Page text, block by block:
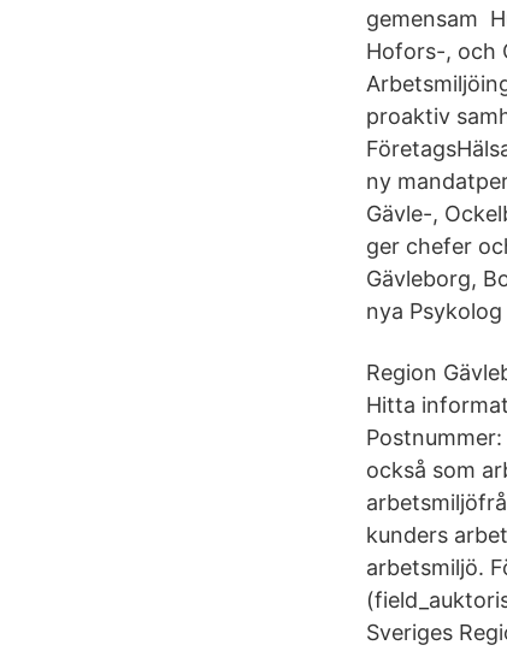
gemensam
Hofors-, och
proaktiv
ny
Gävle-,
ger chefer
Gävleborg,
nya
Region
Hitta
också som
kunders
arbetsmiljö.
Sveriges